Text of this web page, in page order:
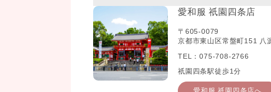
愛和服 祇園四条店
〒605-0079
京都市東山区常盤町151 八
TEL：075-708-2766
祇園四条駅徒歩1分